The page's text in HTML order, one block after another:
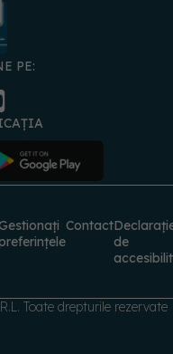
PE:
de
Toate drepturile rezervate